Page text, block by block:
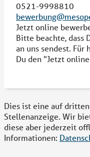
0521-9998810
Jetzt online
Bitte beachte, dass
an uns sendest.
Du den "Jetzt
Dies ist eine auf
Stellenanzeige. Wir
diese aber jederzeit
Informationen: